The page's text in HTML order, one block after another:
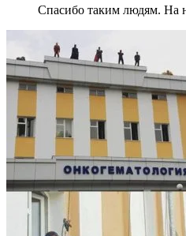
Спасибо таким людям. На